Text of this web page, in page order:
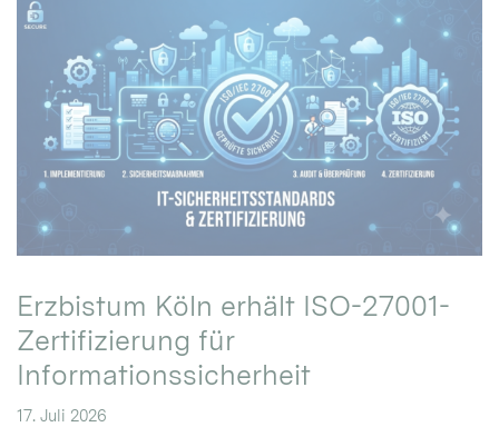
Erzbistum Köln erhält ISO-27001-
Zertifizierung für
Informationssicherheit
17. Juli 2026